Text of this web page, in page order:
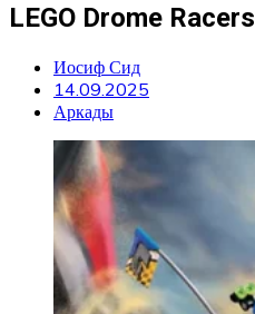
LEGO Drome Racers
Иосиф Сид
14.09.2025
Аркады